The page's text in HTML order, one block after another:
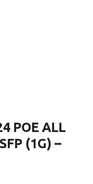
POE ALL
(1G) –